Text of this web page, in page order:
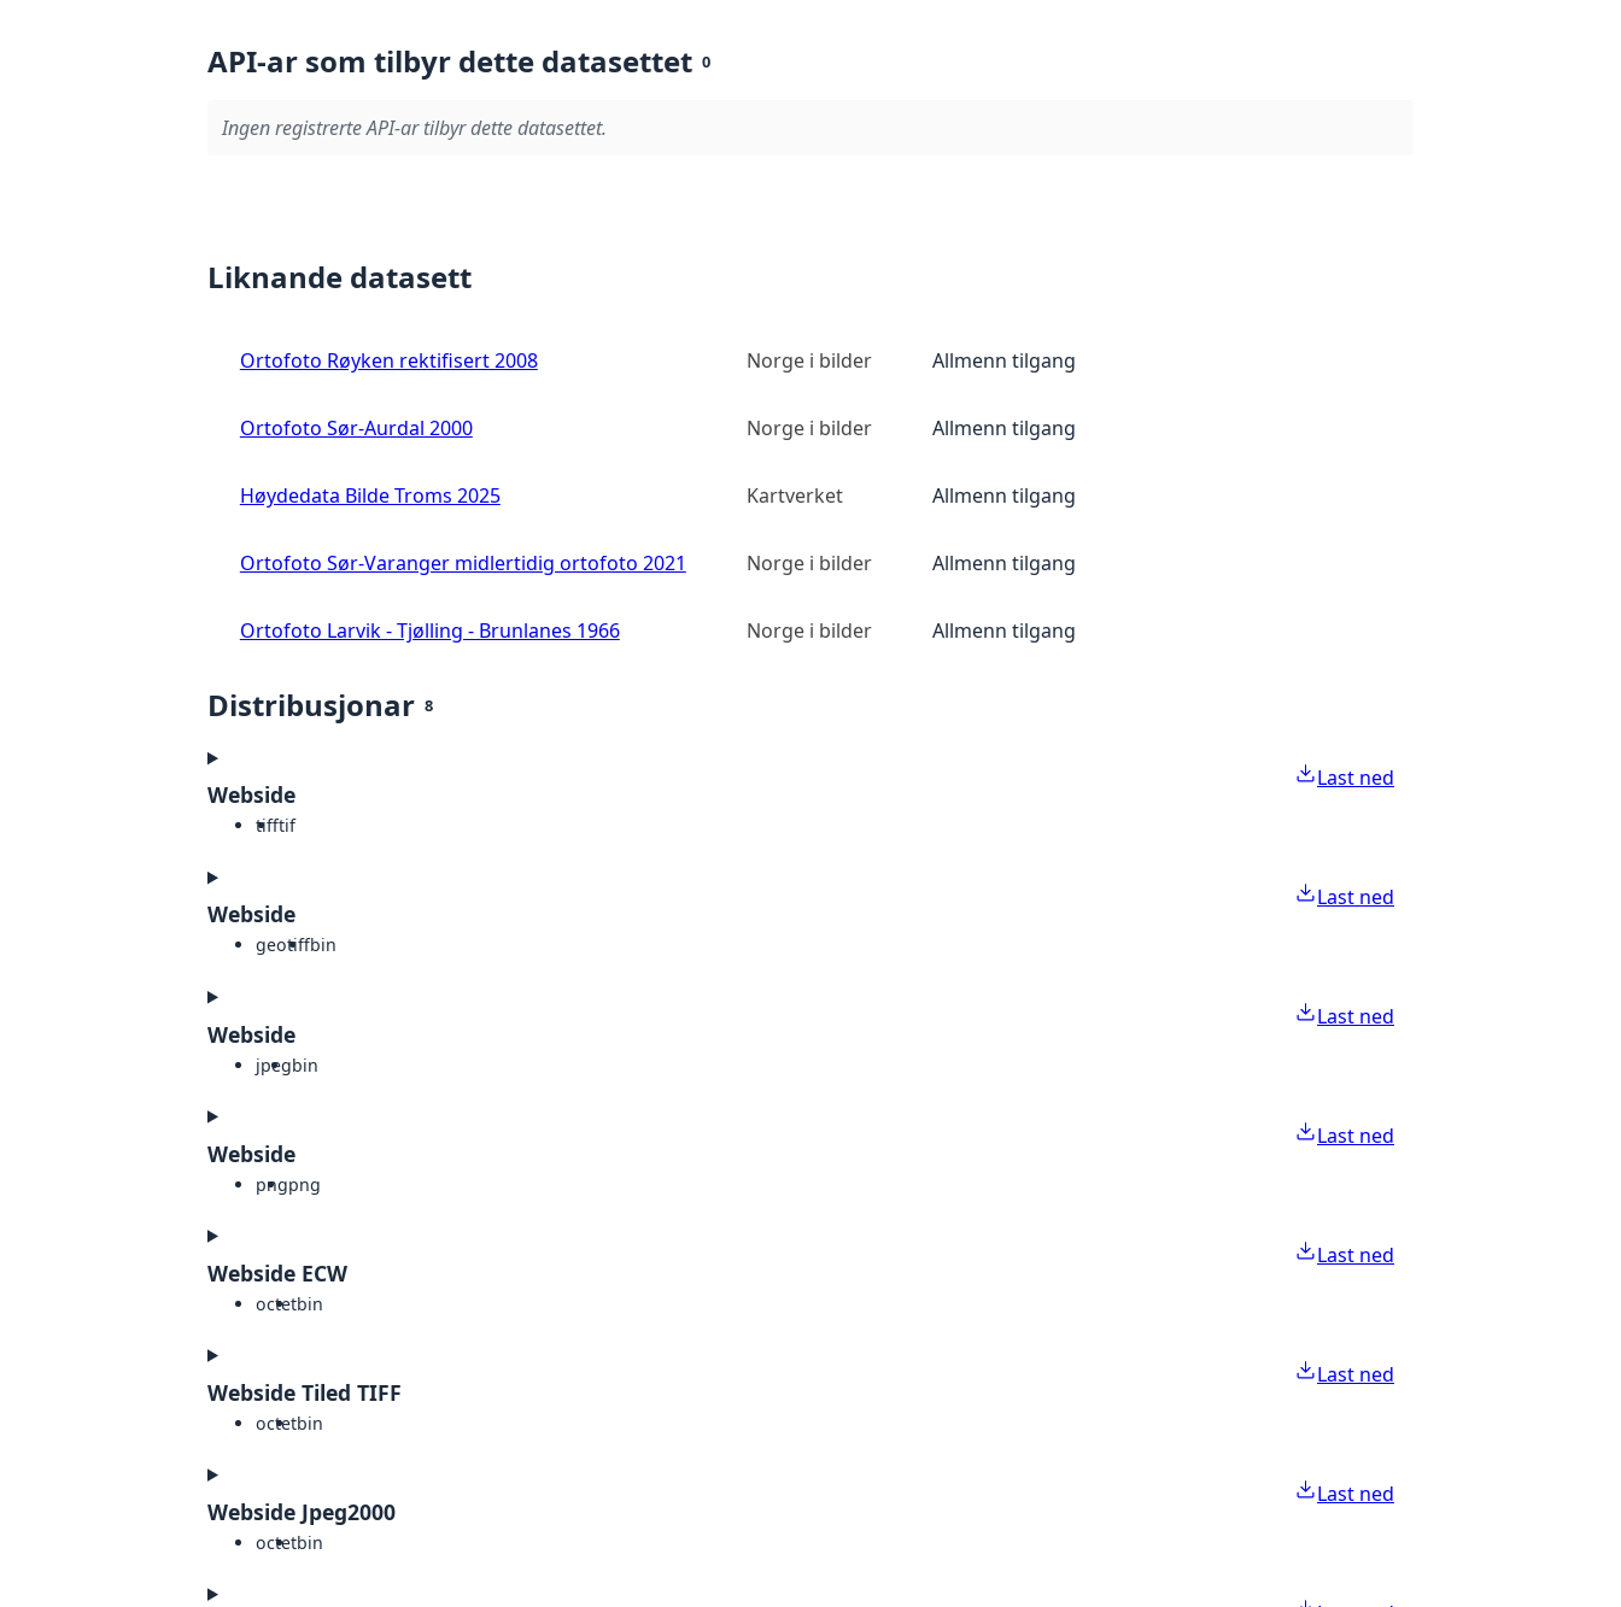
API-ar som tilbyr dette datasettet 0
Ingen registrerte API-ar tilbyr dette datasettet.
Liknande datasett
Ortofoto Røyken rektifisert 2008 Norge i bilder Allmenn tilgang
Ortofoto Sør-Aurdal 2000 Norge i bilder Allmenn tilgang
Høydedata Bilde Troms 2025 Kartverket Allmenn tilgang
Ortofoto Sør-Varanger midlertidig ortofoto 2021 Norge i bilder Allmenn tilgang
Ortofoto Larvik - Tjølling - Brunlanes 1966 Norge i bilder Allmenn tilgang
Distribusjonar 8
Webside
tifftif
Last ned
Webside
geotiffbin
Last ned
Webside
jpegbin
Last ned
Webside
pngpng
Last ned
Webside ECW
octetbin
Last ned
Webside Tiled TIFF
octetbin
Last ned
Webside Jpeg2000
octetbin
Last ned